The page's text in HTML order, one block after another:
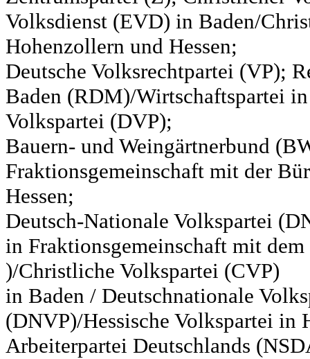
Volksdienst (EVD) in Baden/
Hohenzollern und Hessen;
Deutsche Volksrechtpartei (VP);
Baden (RDM)/Wirtschaftspartei
Volkspartei (DVP);
Bauern- und Weingärtnerbund
Fraktionsgemeinschaft mit der
Hessen;
Deutsch-Nationale Volkspartei
in Fraktionsgemeinschaft mit
)/Christliche Volkspartei (CVP)
in Baden / Deutschnationale
(DNVP)/Hessische Volkspartei in
Arbeiterpartei Deutschlands